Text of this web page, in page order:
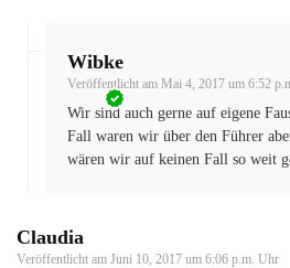
Wibke
Veröffentlicht am Mai 4, 2017 um 6:52
Wir sind auch gerne auf eigene
Fall waren wir über den Führer
wären wir auf keinen Fall so weit
Claudia
Veröffentlicht am Juni 10, 2017 um 6:06 p.m. Uhr